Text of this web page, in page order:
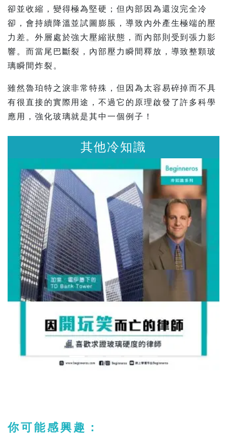
卻並收縮，變得極為堅硬；但內部因為還沒完全冷
卻，會持續降溫並試圖膨脹，導致內外產生極端的壓
力差。外層處於強大壓縮狀態，而內部則受到張力影
響。而當尾巴斷裂，內部壓力瞬間釋放，導致整顆玻
璃瞬間炸裂。
雖然魯珀特之淚非常特殊，但因為太容易碎掉而不具
有很直接的實際用途，不過它的原理啟發了許多科學
應用，強化玻璃就是其中一個例子！
其他冷知識
你可能感興趣：